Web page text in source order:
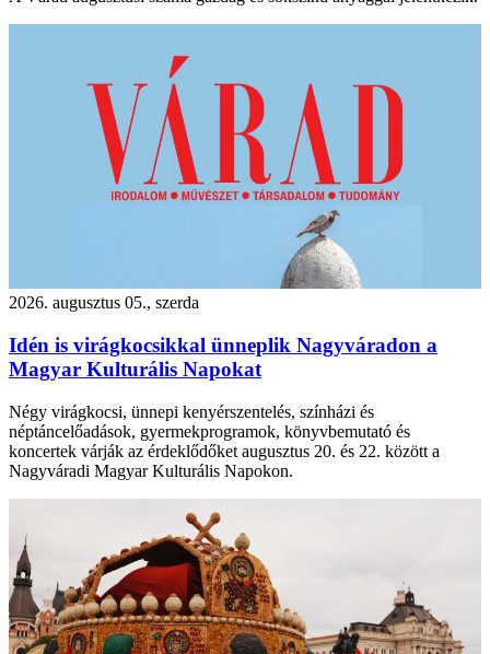
2026. augusztus 05., szerda
Idén is virágkocsikkal ünneplik Nagyváradon a
Magyar Kulturális Napokat
Négy virágkocsi, ünnepi kenyérszentelés, színházi és
néptáncelőadások, gyermekprogramok, könyvbemutató és
koncertek várják az érdeklődőket augusztus 20. és 22. között a
Nagyváradi Magyar Kulturális Napokon.